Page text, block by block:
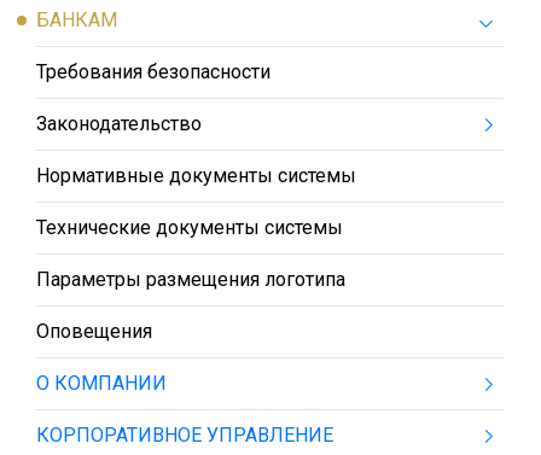
БАНКАМ
Требования безопасности
Законодательство
Нормативные документы системы
Технические документы системы
Параметры размещения логотипа
Оповещения
О КОМПАНИИ
КОРПОРАТИВНОЕ УПРАВЛЕНИЕ